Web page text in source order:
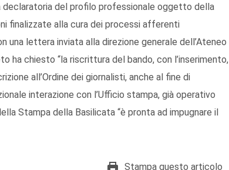
declaratoria del profilo professionale oggetto della
finalizzate alla cura dei processi afferenti
una lettera inviata alla direzione generale dell’Ateneo
ha chiesto “la riscrittura del bando, con l’inserimento,
all’Ordine dei giornalisti, anche al fine di
interazione con l’Ufficio stampa, già operativo
Stampa della Basilicata “è pronta ad impugnare il
Stampa questo articolo